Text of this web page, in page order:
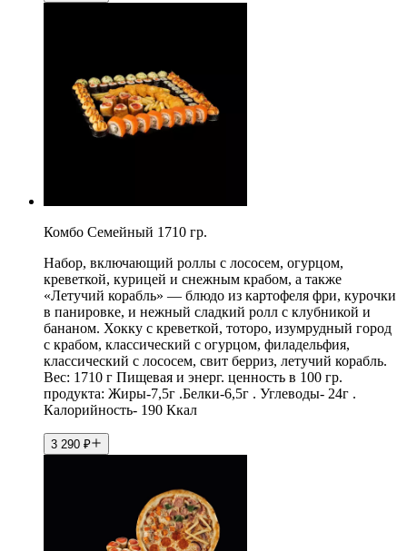
Комбо Семейный 1710 гр.
Набор, включающий роллы с лососем, огурцом,
креветкой, курицей и снежным крабом, а также
«Летучий корабль» — блюдо из картофеля фри, курочки
в панировке, и нежный сладкий ролл с клубникой и
бананом. Хокку с креветкой, тоторо, изумрудный город
с крабом, классический с огурцом, филадельфия,
классический с лососем, свит берриз, летучий корабль.
Вес: 1710 г Пищевая и энерг. ценность в 100 гр.
продукта: Жиры-7,5г .Белки-6,5г . Углеводы- 24г .
Калорийность- 190 Ккал
3 290 ₽